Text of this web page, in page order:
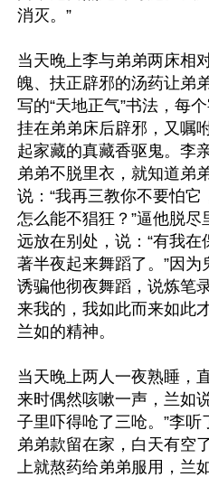
消灭。”
当天晚上李与弟弟两床相
魄、扶正辟邪的汤药让弟
写的“天地正气”书法，每
挂在弟弟床后辟邪，又嘱
起家藏的真藏香驱鬼。李
弟弟不脱里衣，就知道弟
说：“我再三教你不要怕
怎么能不猖狂？”逼他脱
远放在别处，说：“有我
著半夜起来舞蹈了。”因
诱骗他彻夜舞蹈，说炼笔
来我的，我如此而来如此
兰如的精神。
当天晚上两人一夜熟睡，
来时偶然咳嗽一声，兰如
子里吓得呛了三呛。”李
弟弟款留在家，白天有空
上就熬药给弟弟服用，兰